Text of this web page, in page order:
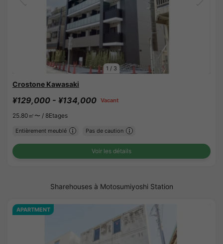
1 / 3
Crostone Kawasaki
¥129,000 - ¥134,000 Vacant
25.80㎡〜 / 8Etages
Entièrement meublé Pas de caution
Voir les détails
Sharehouses à Motosumiyoshi Station
APARTMENT